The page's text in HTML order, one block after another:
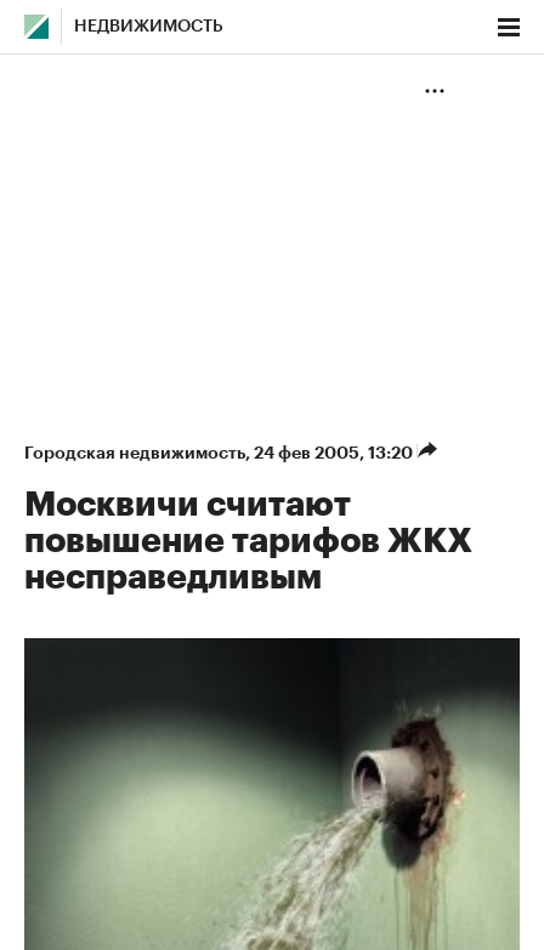
НЕДВИЖИМОСТЬ
Городская недвижимость⁠, 24 фев 2005, 13:20
Москвичи считают
повышение тарифов ЖКХ
несправедливым